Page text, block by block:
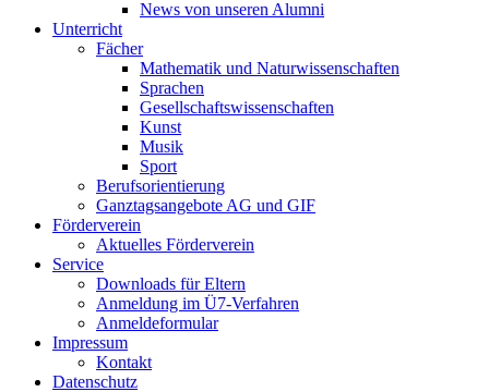
News von unseren Alumni
Unterricht
Fächer
Mathematik und Naturwissenschaften
Sprachen
Gesellschaftswissenschaften
Kunst
Musik
Sport
Berufsorientierung
Ganztagsangebote AG und GIF
Förderverein
Aktuelles Förderverein
Service
Downloads für Eltern
Anmeldung im Ü7-Verfahren
Anmeldeformular
Impressum
Kontakt
Datenschutz